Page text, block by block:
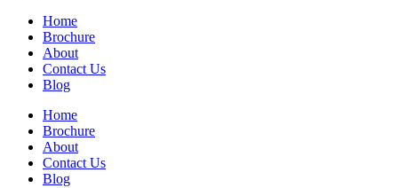
Home
Brochure
About
Contact Us
Blog
Home
Brochure
About
Contact Us
Blog